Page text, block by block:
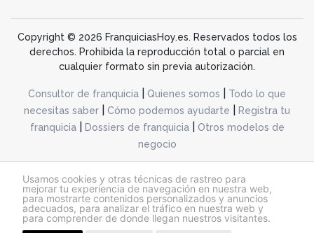
Usamos cookies y otras técnicas de rastreo para
mejorar tu experiencia de navegación en nuestra web,
para mostrarte contenidos personalizados y anuncios
adecuados, para analizar el tráfico en nuestra web y
para comprender de donde llegan nuestros visitantes.
Copyright © 2026 FranquiciasHoy.es. Reservados todos los
derechos. Prohibida la reproducción total o parcial en
cualquier formato sin previa autorización.
Consultor de franquicia Quienes somos
Todo lo que
necesitas saber
Cómo podemos ayudarte
Registra tu
franquicia| Dossiers de franquicia|
Otros modelos de
negocio
@franquiciashoy.es |Aviso legal| Política de cookies|Política de privacidad